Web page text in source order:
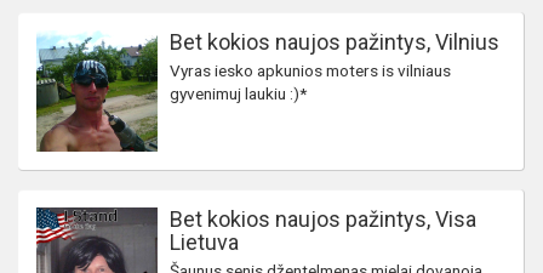
Bet kokios naujos pažintys, Vilnius
Vyras iesko apkunios moters is vilniaus
gyvenimuj laukiu :)*
Bet kokios naujos pažintys, Visa
Lietuva